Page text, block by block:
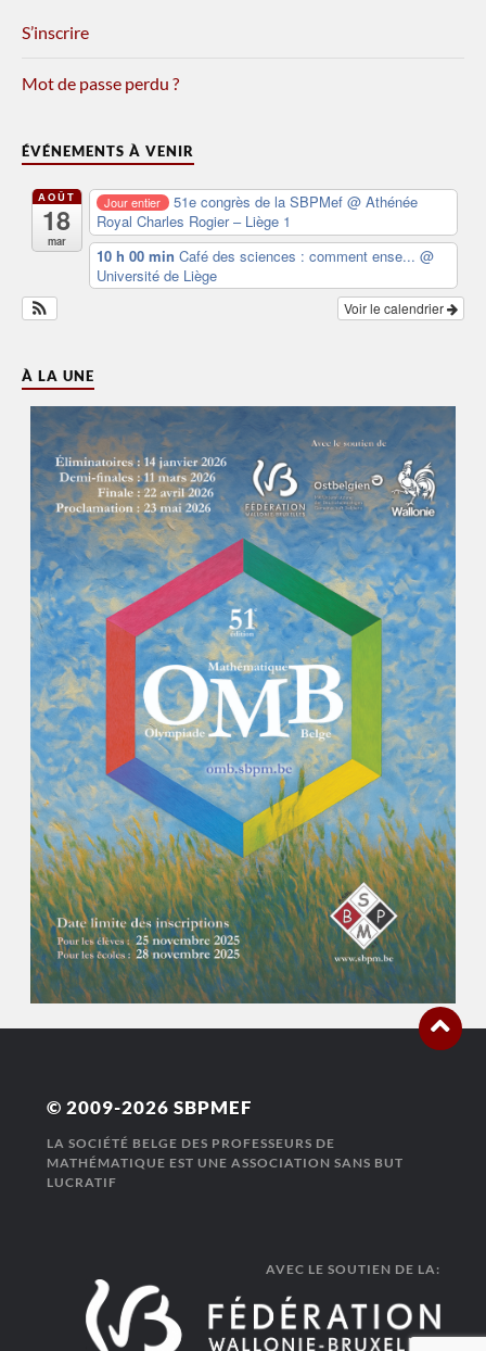
S’inscrire
Mot de passe perdu ?
ÉVÉNEMENTS À VENIR
AOÛT
18
mar
Jour entier 51e congrès de la SBPMef@ Athénée
Royal Charles Rogier – Liège 1
10 h 00 min Café des sciences : comment ense... @
Université de Liège
Voir le calendrier
À LA UNE
© 2009-2026 SBPMEF
LA SOCIÉTÉ BELGE DES PROFESSEURS DE
MATHÉMATIQUE EST UNE ASSOCIATION SANS BUT
LUCRATIF
AVEC LE SOUTIEN DE LA: